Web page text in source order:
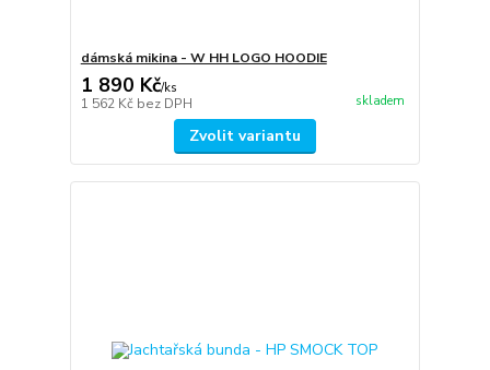
dámská mikina - W HH LOGO HOODIE
1 890 Kč/ks
1 562 Kč bez DPH skladem
Zvolit variantu